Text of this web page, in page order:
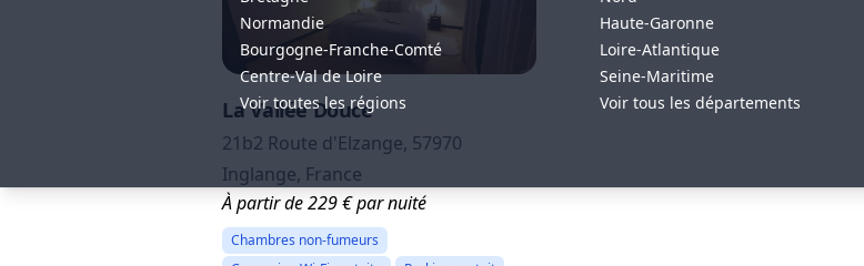
Normandie
Bourgogne-Franche-Comté
Centre-Val de Loire
Voir toutes les régions
Haute-Garonne
Loire-Atlantique
Seine-Maritime
Voir tous les départements
La Vallée Douce
21b2 Route d'Elzange, 57970
Inglange, France
À partir de 229 € par nuité
Chambres non-fumeurs